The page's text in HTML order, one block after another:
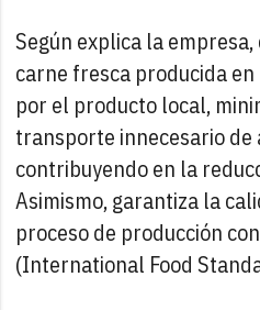
Según explica la
carne fresca producida
por el producto local,
transporte innecesario de
contribuyendo en la
Asimismo, garantiza la
proceso de producción
(International Food